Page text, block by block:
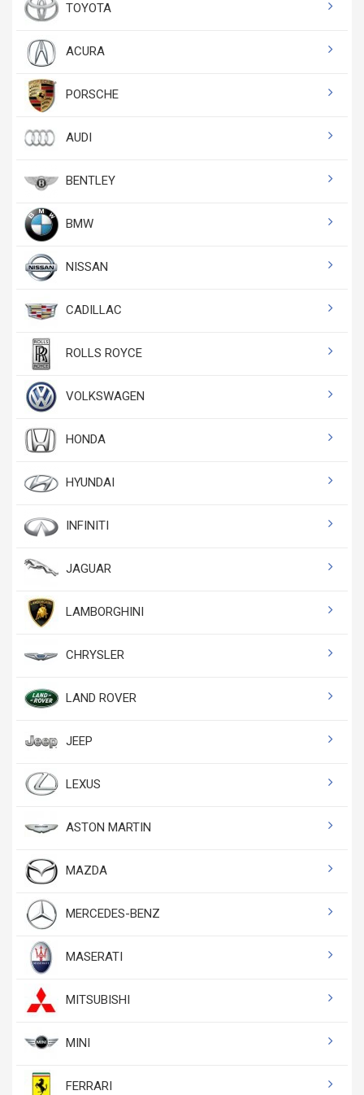
TOYOTA
ACURA
PORSCHE
AUDI
BENTLEY
BMW
NISSAN
CADILLAC
ROLLS ROYCE
VOLKSWAGEN
HONDA
HYUNDAI
INFINITI
JAGUAR
LAMBORGHINI
CHRYSLER
LAND ROVER
JEEP
LEXUS
ASTON MARTIN
MAZDA
MERCEDES-BENZ
MASERATI
MITSUBISHI
MINI
FERRARI